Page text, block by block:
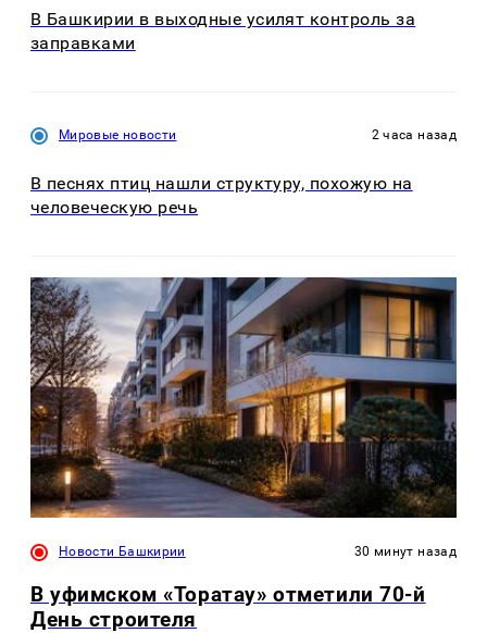
В Башкирии в выходные усилят контроль за
заправками
Мировые новости 2 часа назад
В песнях птиц нашли структуру, похожую на
человеческую речь
Новости Башкирии 30 минут назад
В уфимском «Торатау» отметили 70-й
День строителя